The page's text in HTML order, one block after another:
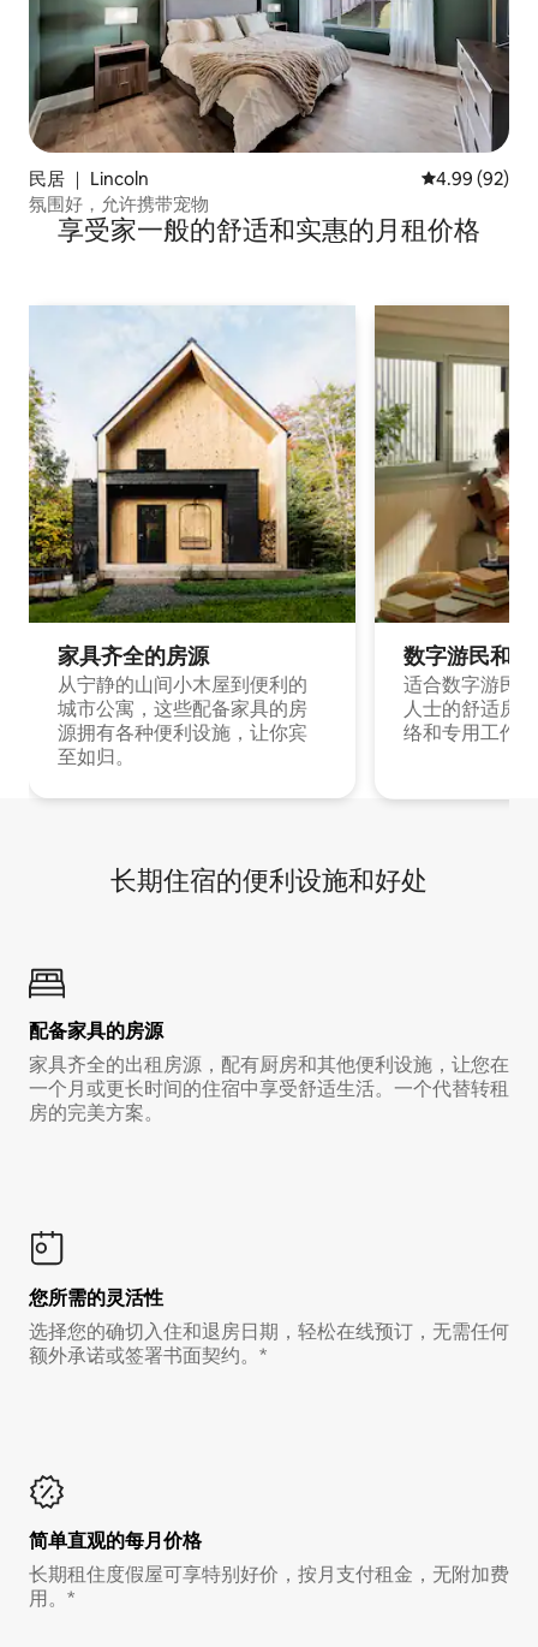
民居 ｜ Lincoln 平均评分 4.99
4.99 (92)
氛围好，允许携带宠物
享受家一般的舒适和实惠的月租价格
家具齐全的房源
从宁静的山间小木屋到便利的
城市公寓，这些配备家具的房
源拥有各种便利设施，让你宾
至如归。
数字游民和
适合数字游民
人士的舒适房
络和专用工作
长期住宿的便利设施和好处
配备家具的房源
家具齐全的出租房源，配有厨房和其他便利设施，让您在
一个月或更长时间的住宿中享受舒适生活。一个代替转租
房的完美方案。
您所需的灵活性
选择您的确切入住和退房日期，轻松在线预订，无需任何
额外承诺或签署书面契约。*
简单直观的每月价格
长期租住度假屋可享特别好价，按月支付租金，无附加费
用。*